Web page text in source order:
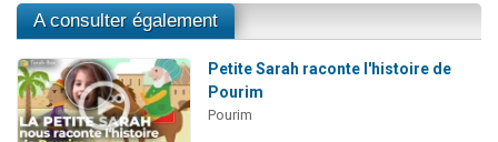
A consulter également
Petite Sarah raconte l'histoire de
Pourim
Pourim